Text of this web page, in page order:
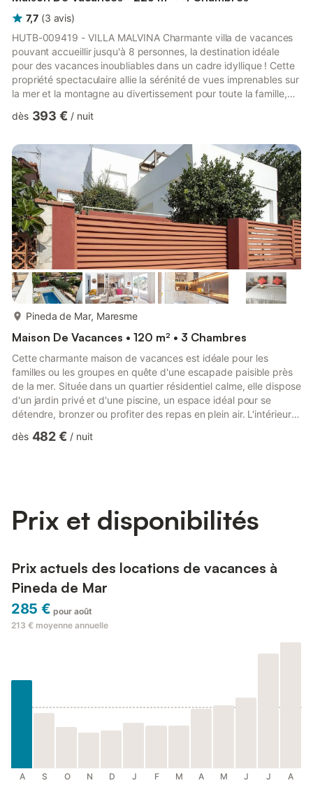
7,7 (3 avis)
HUTB-009419 - VILLA MALVINA Charmante villa de vacances
pouvant accueillir jusqu'à 8 personnes, la destination idéale
pour des vacances inoubliables dans un cadre idyllique ! Cette
propriété spectaculaire allie la sérénité de vues imprenables sur
la mer et la montagne au divertissement pour toute la famille,
souvenirs inoubliables. . Ses caractéristiques exceptionnelles : -
décoré avec goût. Les chambres spacieuses et les espaces
communs offrent confort et élégance pour un séj...
dès 393 € / nuit
Pineda de Mar, Maresme
Maison De Vacances • 120 m² • 3 Chambres
Cette charmante maison de vacances est idéale pour les
familles ou les groupes en quête d'une escapade paisible près
de la mer. Située dans un quartier résidentiel calme, elle dispose
d'un jardin privé et d'une piscine, un espace idéal pour se
détendre, bronzer ou profiter des repas en plein air. L'intérieur
confortables, une cuisine entièrement équipée et des pièces à
dès 482 € / nuit
Prix et disponibilités
Prix actuels des locations de vacances à
Pineda de Mar
285 € pour août
213 € moyenne annuelle
A S O N D J F M A M J J A